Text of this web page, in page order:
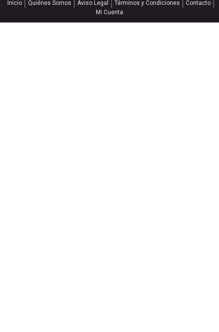
Inicio Quiénes Somos Aviso Legal Términos y Condiciones
Contacto
Mi Cuenta